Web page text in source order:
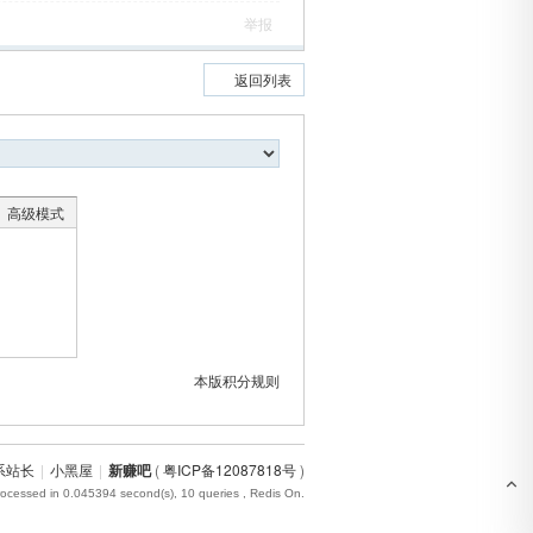
举报
返回列表
高级模式
本版积分规则
站长 | 小黑屋 | 新赚吧(粤ICP备12087818号)
in 0.045394 second(s), 10 queries , Redis On.